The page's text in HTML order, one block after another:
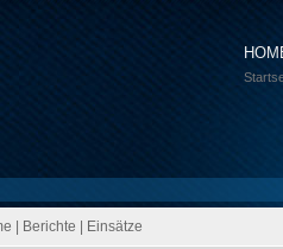
Berichte Einsätze